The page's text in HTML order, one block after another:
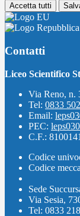
Accetta tutti
Contatti
Liceo Scientifico
Via Reno, n.
Tel: 0833
Email:
PEC:
C.F.:
Codice
Codice
Sede
Via Sesia,
Tel: 0833